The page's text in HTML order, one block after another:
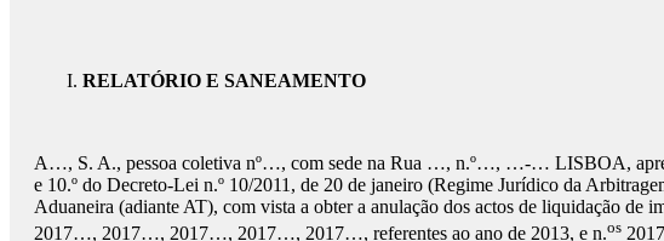
RELATÓRIO E SANEAMENTO
A…, S. A., pessoa coletiva nº…, com sede na Rua …, n.º…, …-… LISBOA,
e 10.º do Decreto-Lei n.º 10/2011, de 20 de janeiro (Regime Jurídico da
Aduaneira (adiante AT), com vista a obter a anulação dos actos de liquidação
2017…, 2017…, 2017…, 2017…, 2017…, referentes ao ano de 2013, e n.os